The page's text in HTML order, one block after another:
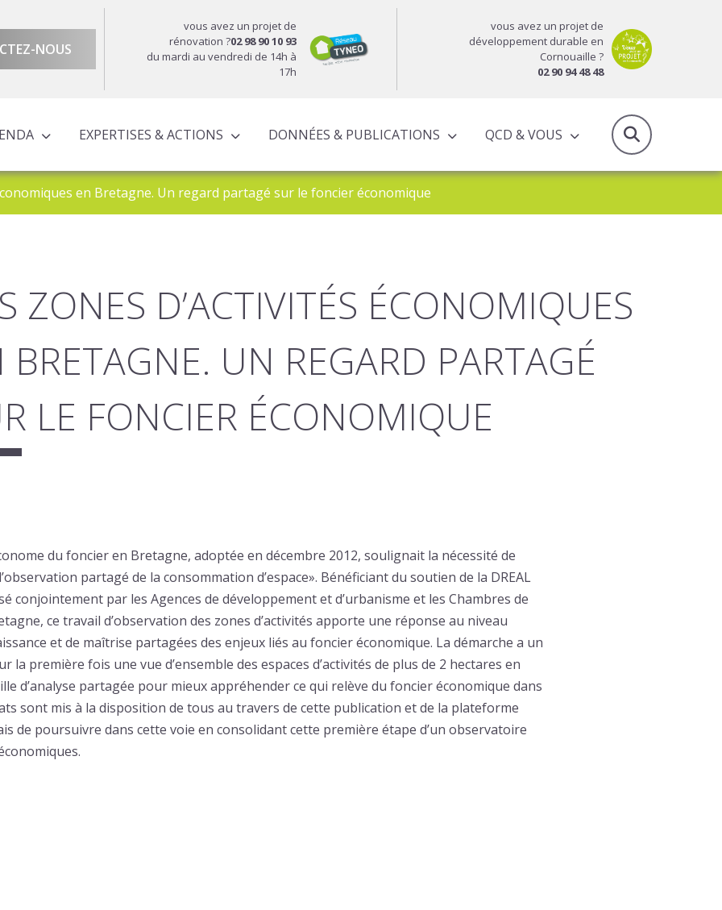
NOUS
vous avez un projet de
rénovation ?02 98 90 10 93
du mardi au vendredi de 14h à
17h
vous avez un projet de
développement durable en
Cornouaille ?
02 90 94 48 48
EXPERTISES & ACTIONS DONNÉES & PUBLICATIONS QCD & VOUS
en Bretagne. Un regard partagé sur le foncier économique
ZONES D’ACTIVITÉS ÉCONOMIQUES
BRETAGNE. UN REGARD PARTAGÉ
LE FONCIER ÉCONOMIQUE
du foncier en Bretagne, adoptée en décembre 2012, soulignait la nécessité de
partagé de la consommation d’espace». Bénéficiant du soutien de la DREAL
conjointement par les Agences de développement et d’urbanisme et les Chambres de
ce travail d’observation des zones d’activités apporte une réponse au niveau
et de maîtrise partagées des enjeux liés au foncier économique. La démarche a un
première fois une vue d’ensemble des espaces d’activités de plus de 2 hectares en
d’analyse partagée pour mieux appréhender ce qui relève du foncier économique dans
sont mis à la disposition de tous au travers de cette publication et de la plateforme
de poursuivre dans cette voie en consolidant cette première étape d’un observatoire